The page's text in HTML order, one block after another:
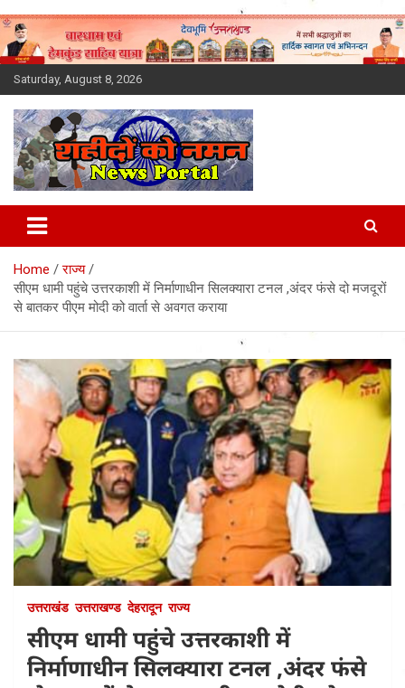
Skip
to
content
Saturday, August 8, 2026
Latest News Today, Breaking
News, Uttarakhand News in
Hindi
Home
राज्य
सीएम धामी पहुंचे उत्तरकाशी में निर्माणाधीन सिलक्यारा टनल ,अंदर फंसे दो मजदूरों
से बातकर पीएम मोदी को वार्ता से अवगत कराया
उत्तराखंड उत्तराखण्ड देहरादून राज्य
सीएम धामी पहुंचे उत्तरकाशी में
निर्माणाधीन सिलक्यारा टनल ,अंदर फंसे